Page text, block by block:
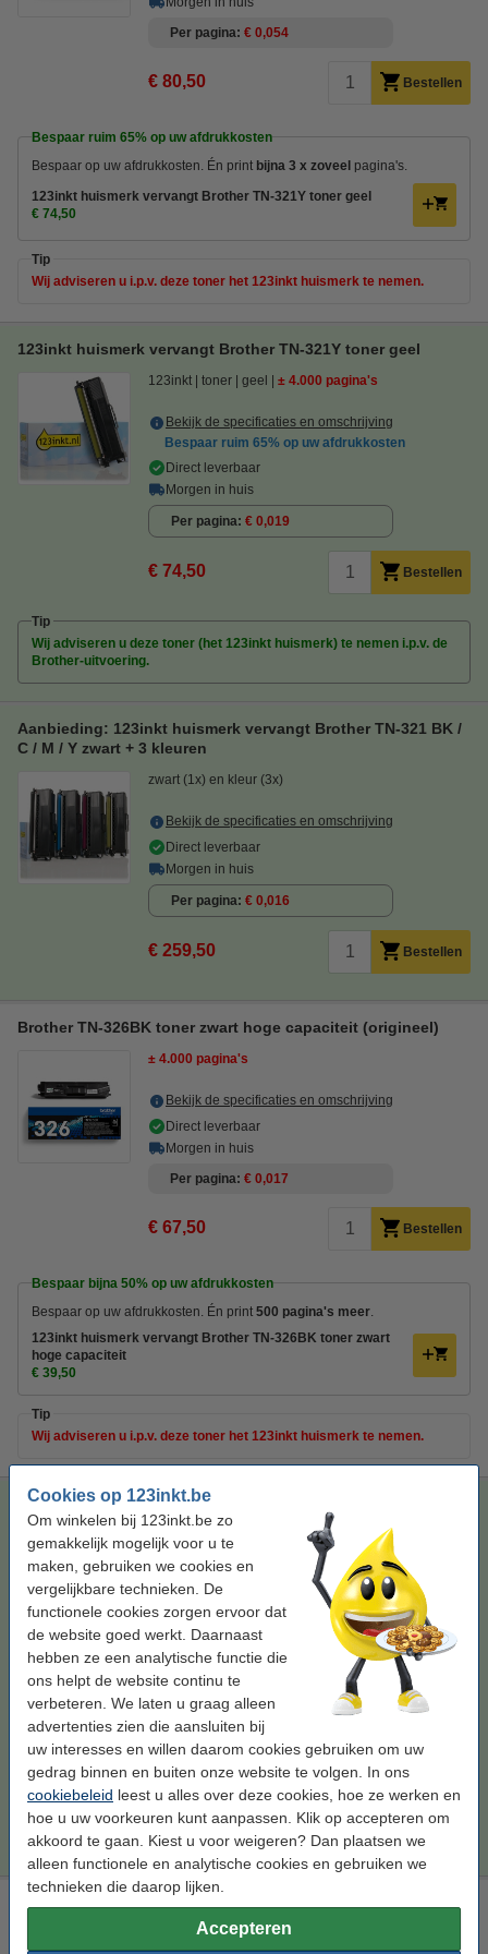
Cookies op 123inkt.be
Om winkelen bij 123inkt.be zo
gemakkelijk mogelijk voor u te
maken, gebruiken we cookies en
vergelijkbare technieken. De
functionele cookies zorgen ervoor dat
de website goed werkt. Daarnaast
hebben ze een analytische functie die
ons helpt de website continu te
verbeteren. We laten u graag alleen
advertenties zien die aansluiten bij
uw interesses en willen daarom cookies gebruiken om uw
gedrag binnen en buiten onze website te volgen. In ons
cookiebeleid leest u alles over deze cookies, hoe ze werken en
hoe u uw voorkeuren kunt aanpassen. Klik op accepteren om
akkoord te gaan. Kiest u voor weigeren? Dan plaatsen we
alleen functionele en analytische cookies en gebruiken we
technieken die daarop lijken.
Accepteren
Per pagina € 0,054
€ 80,50 Bestellen
Bespaar ruim 65% op uw afdrukkosten
Bespaar op uw afdrukkosten. Én print bijna 3 x zoveel pagina's.
123inkt huismerk vervangt Brother TN-321Y toner geel
€ 74,50
Tip
Wij adviseren u i.p.v. deze toner het 123inkt huismerk te nemen.
123inkt huismerk vervangt Brother TN-321Y toner geel
123inkt toner geel ± 4.000 pagina's
Bekijk de specificaties en omschrijving
Bespaar ruim 65% op uw afdrukkosten
Direct leverbaar
Morgen in huis
Per pagina € 0,019
€ 74,50 Bestellen
Tip
Wij adviseren u deze toner (het 123inkt huismerk) te nemen i.p.v. de
Brother-uitvoering.
Aanbieding: 123inkt huismerk vervangt Brother TN-321 BK /
C / M / Y zwart + 3 kleuren
zwart (1x) en kleur (3x)
Bekijk de specificaties en omschrijving
Direct leverbaar
Morgen in huis
Per pagina € 0,016
€ 259,50 Bestellen
Brother TN-326BK toner zwart hoge capaciteit (origineel)
± 4.000 pagina's
Bekijk de specificaties en omschrijving
Direct leverbaar
Morgen in huis
Per pagina € 0,017
€ 67,50 Bestellen
Bespaar bijna 50% op uw afdrukkosten
Bespaar op uw afdrukkosten. Én print 500 pagina's meer
123inkt huismerk vervangt Brother TN-326BK toner zwart
hoge capaciteit
€ 39,50
Tip
Wij adviseren u i.p.v. deze toner het 123inkt huismerk te nemen.
123inkt huismerk vervangt Brother TN-326BK toner zwart
hoge capaciteit
123inkt ± 4.500 pagina's
Bekijk de specificaties en omschrijving
Bespaar bijna50%op uw afdrukkosten
Direct leverbaar
Morgen in huis
€ 0,009
€ 39,50 Bestellen
Tip
Wij adviseren u deze toner (het 123inkt huismerk) te nemen i.p.v. de
Brother-uitvoering.
toner cyaan ± 3.500 pagina's